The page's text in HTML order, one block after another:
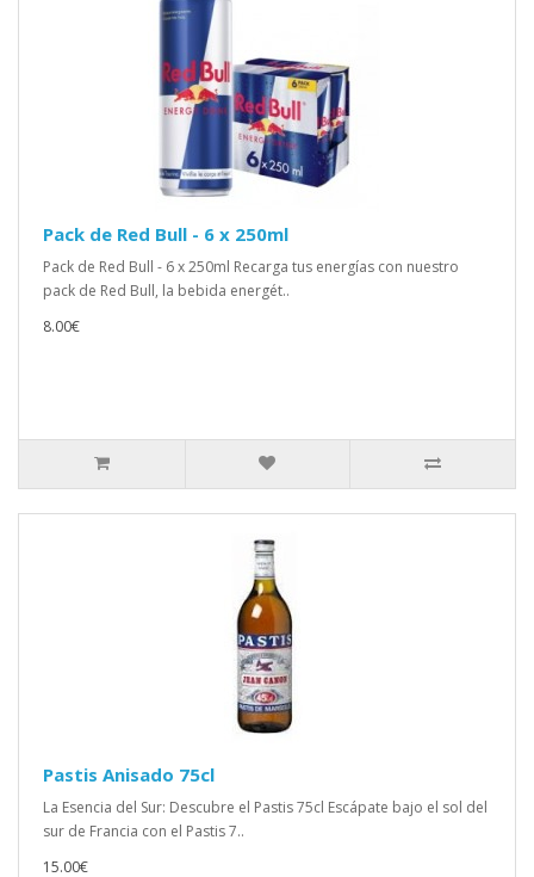
Pack de Red Bull - 6 x 250ml
Pack de Red Bull - 6 x 250ml Recarga tus energías con nuestro
pack de Red Bull, la bebida energét..
8.00€
Pastis Anisado 75cl
La Esencia del Sur: Descubre el Pastis 75cl Escápate bajo el sol del
sur de Francia con el Pastis 7..
15.00€